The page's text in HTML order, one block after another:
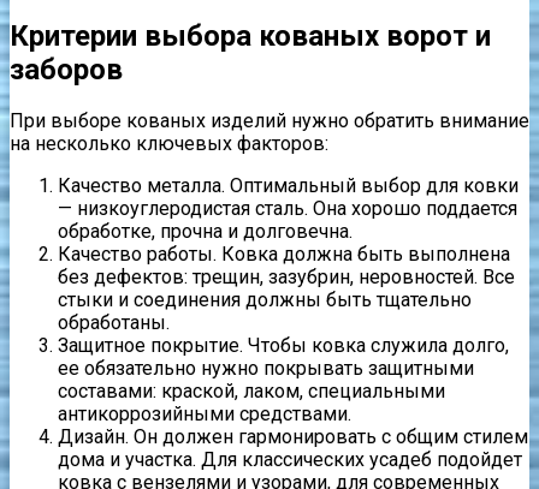
Критерии выбора кованых ворот и
заборов
При выборе кованых изделий нужно обратить внимание
на несколько ключевых факторов:
Качество металла. Оптимальный выбор для ковки
— низкоуглеродистая сталь. Она хорошо поддается
обработке, прочна и долговечна.
Качество работы. Ковка должна быть выполнена
без дефектов: трещин, зазубрин, неровностей. Все
стыки и соединения должны быть тщательно
обработаны.
Защитное покрытие. Чтобы ковка служила долго,
ее обязательно нужно покрывать защитными
составами: краской, лаком, специальными
антикоррозийными средствами.
Дизайн. Он должен гармонировать с общим стилем
дома и участка. Для классических усадеб подойдет
ковка с вензелями и узорами, для современных